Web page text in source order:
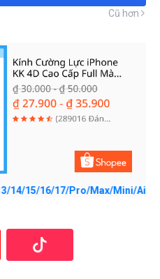
Cũ hơn
16/17/Pro/Max/Mini/Air với giá